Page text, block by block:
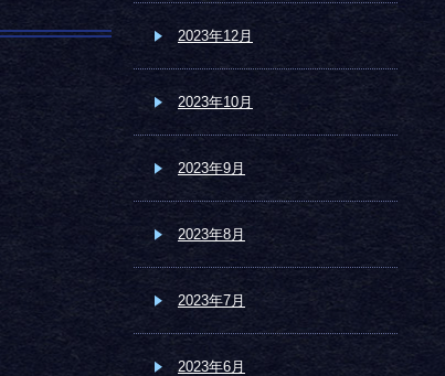
2023年12月
2023年10月
2023年9月
2023年8月
2023年7月
2023年6月